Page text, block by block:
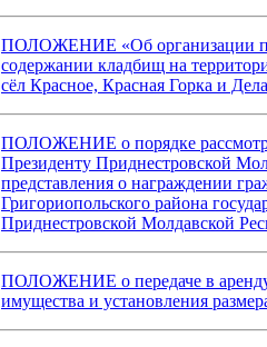
ПОЛОЖЕНИЕ «Об организации
содержании кладбищ на
сёл Красное, Красная Горка и
ПОЛОЖЕНИЕ о порядке
Президенту Приднестровской
представления о награждении
Григориопольского района
Приднестровской Молдавской
ПОЛОЖЕНИЕ о передаче в
имущества и установления